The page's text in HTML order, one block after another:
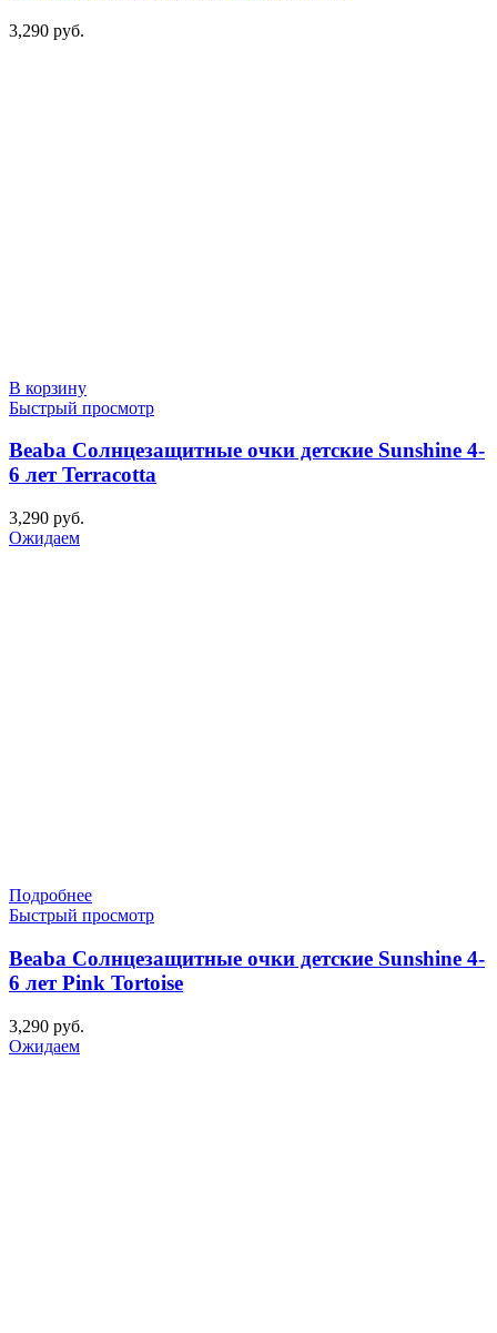
3,290 руб.
В корзину
Быстрый просмотр
Beaba Солнцезащитные очки детские Sunshine 4-
6 лет Terracotta
3,290 руб.
Ожидаем
Подробнее
Быстрый просмотр
Beaba Солнцезащитные очки детские Sunshine 4-
6 лет Pink Tortoise
3,290 руб.
Ожидаем